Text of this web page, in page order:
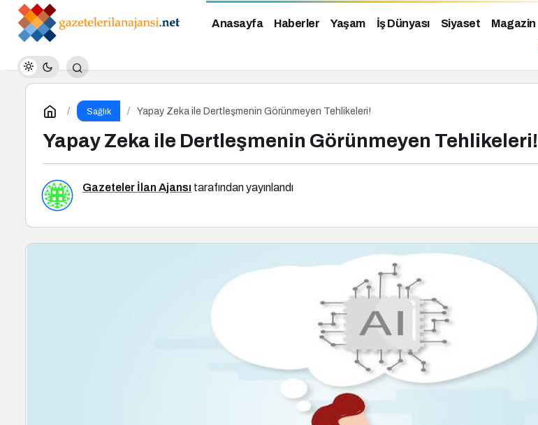
Anasayfa Haberler Yaşam İş Dünyası Siyaset Magazin
Sağlık Yapay Zeka ile Dertleşmenin Görünmeyen Tehlikeleri!
Yapay Zeka ile Dertleşmenin Görünmeyen Tehlikeleri!
Gazeteler İlan Ajansı tarafından yayınlandı